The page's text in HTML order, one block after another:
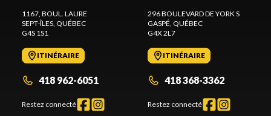
1167, BOUL. LAURE
SEPT-ÎLES, QUÉBEC
G4S 1S1
ITINÉRAIRE
418 962-6051
Restez connecté
296 BOULEVARD DE YORK S
GASPÉ, QUÉBEC
G4X 2L7
ITINÉRAIRE
418 368-3362
Restez connecté